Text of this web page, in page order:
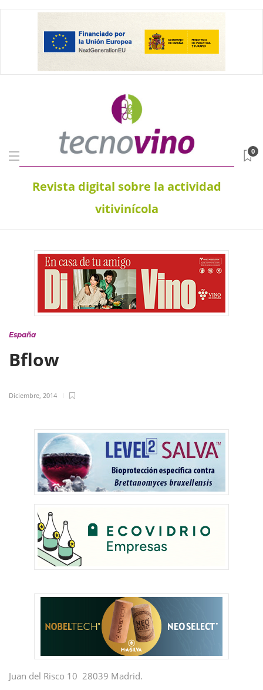
Revista digital sobre la actividad
vitivinícola
0
España
Bflow
Diciembre, 2014
Juan del Risco 10 28039 Madrid.